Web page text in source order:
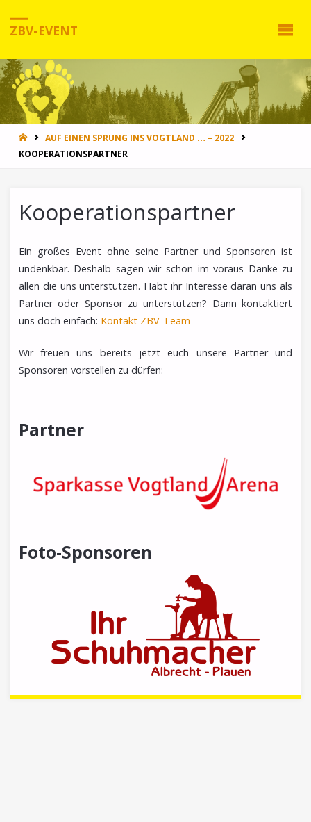
ZBV-EVENT
HOMEAUF EINEN SPRUNG INS VOGTLAND … – 2022
KOOPERATIONSPARTNER
Kooperationspartner
Ein großes Event ohne seine Partner und Sponsoren ist
undenkbar. Deshalb sagen wir schon im voraus Danke zu
allen die uns unterstützen. Habt ihr Interesse daran uns als
Partner oder Sponsor zu unterstützen? Dann kontaktiert
uns doch einfach: Kontakt ZBV-Team
Wir freuen uns bereits jetzt euch unsere Partner und
Sponsoren vorstellen zu dürfen:
Partner
Foto-Sponsoren